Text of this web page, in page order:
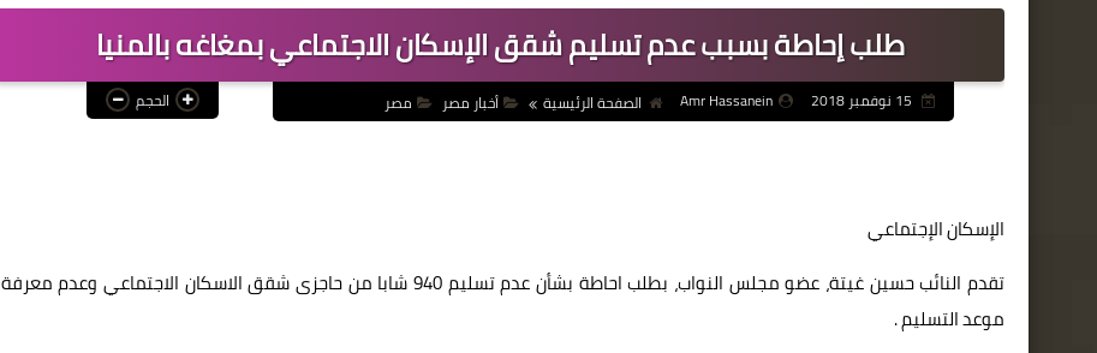
طلب إحاطة بسبب عدم تسليم شقق الإسكان الاجتماعي بمغاغه بالمنيا
Amr Hassanein الصفحة الرئيسية أخبار مصر مصر الحجم
الإسكان الإجتماعي
تقدم النائب حسين غيتة، عضو مجلس النواب، بطلب احاطة بشأن عدم تسليم 940 شابا من حاجزى شقق الاسكان الاجتماعي وعدم معرفة
موعد التسليم .